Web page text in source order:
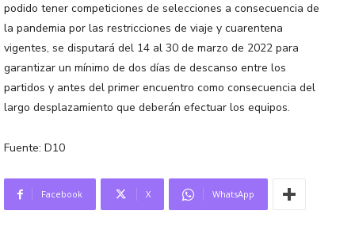
podido tener competiciones de selecciones a consecuencia de
la pandemia por las restricciones de viaje y cuarentena
vigentes, se disputará del 14 al 30 de marzo de 2022 para
garantizar un mínimo de dos días de descanso entre los
partidos y antes del primer encuentro como consecuencia del
largo desplazamiento que deberán efectuar los equipos.
Fuente: D10
Facebook X WhatsApp